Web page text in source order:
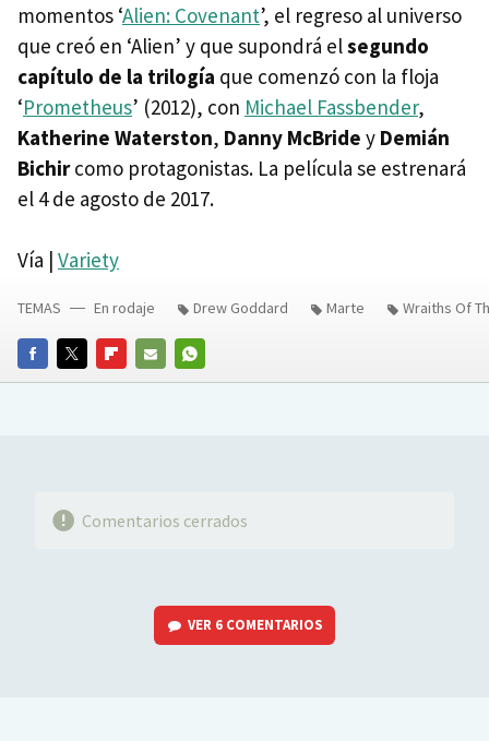
momentos ‘Alien: Covenant’, el regreso al universo
que creó en ‘Alien’ y que supondrá elsegundo
capítulo de la trilogía que comenzó con la floja
‘Prometheus’ (2012), con Michael Fassbender,
Katherine Waterston, Danny McBride y Demián
Bichircomo protagonistas. La película se estrenará
el 4 de agosto de 2017.
Vía | Variety
FACEBOOKTWITTERFLIPBOARD
E-
WHATSAPP
TEMAS En rodaje Drew Goddard Marte Wraiths Of
Comentarios cerrados
VER 6 COMENTARIOS